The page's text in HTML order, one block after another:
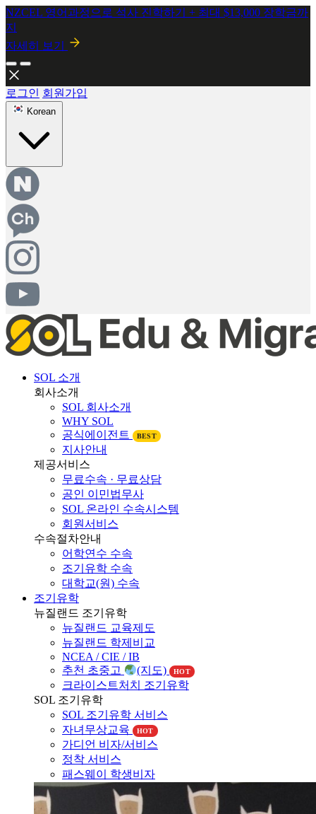
NZCEL 영어과정으로 석사 진학하기 + 최대 $13,000 장학금까
지
자세히 보기
2026년 8월 시행! 뉴질랜드 SMC 개정안 안내
자세히보기
Korean
SOL 소개
회사소개
SOL 회사소개
WHY SOL
공식에이전트
지사안내
제공서비스
무료수속 · 무료상담
공인 이민법무사
SOL 온라인 수속시스템
회원서비스
수속절차안내
어학연수 수속
조기유학 수속
대학교(원) 수속
조기유학
뉴질랜드 조기유학
뉴질랜드 교육제도
뉴질랜드 학제비교
NCEA / CIE / IB
추천 초중고
크라이스트처치 조기유학
SOL 조기유학
SOL 조기유학 서비스
자녀무상교육
가디언 비자/서비스
정착 서비스
패스웨이 학생비자